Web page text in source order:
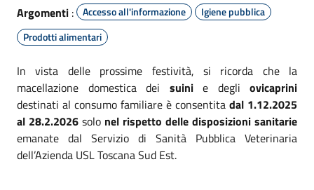
Argomenti : Accesso all'informazione
Igiene pubblica
Prodotti alimentari
In vista delle prossime festività, si ricorda che la
macellazione domestica dei suinie degli ovicaprini
destinati al consumo familiare è consentita dal 1.12.2025
al 28.2.2026 solo nel rispetto delle disposizioni sanitarie
emanate dal Servizio di Sanità Pubblica Veterinaria
dell’Azienda USL Toscana Sud Est.